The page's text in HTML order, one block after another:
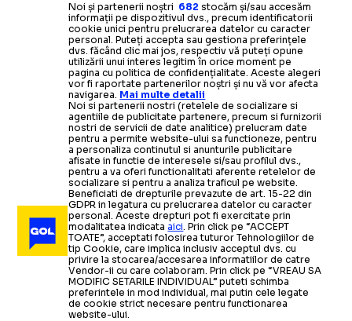
Noi și partenerii noștri 682 stocăm și/sau accesăm
informații pe dispozitivul dvs., precum identificatorii
cookie unici pentru prelucrarea datelor cu caracter
personal. Puteți accepta sau gestiona preferințele
dvs. făcând clic mai jos, respectiv vă puteți opune
utilizării unui interes legitim în orice moment pe
pagina cu politica de confidențialitate. Aceste alegeri
vor fi raportate partenerilor noștri și nu vă vor afecta
navigarea. Mai multe detalii
Noi si partenerii nostri (retelele de socializare si
agentiile de publicitate partenere, precum si furnizorii
nostri de servicii de date analitice) prelucram date
pentru a permite website-ului sa functioneze, pentru
a personaliza continutul si anunturile publicitare
afisate in functie de interesele si/sau profilul dvs.,
pentru a va oferi functionalitati aferente retelelor de
socializare si pentru a analiza traficul pe website.
Beneficiati de drepturile prevazute de art. 15-22 din
GDPR in legatura cu prelucrarea datelor cu caracter
personal. Aceste drepturi pot fi exercitate prin
modalitatea indicataaici. Prin click pe “ACCEPT
TOATE”, acceptati folosirea tuturor Tehnologiilor de
tip Cookie, care implica inclusiv acceptul dvs. cu
privire la stocarea/accesarea informatiilor de catre
Vendor-ii cu care colaboram. Prin click pe “VREAU SA
MODIFIC SETARILE INDIVIDUAL” puteti schimba
preferintele in mod individual, mai putin cele legate
de cookie strict necesare pentru functionarea
website-ului.